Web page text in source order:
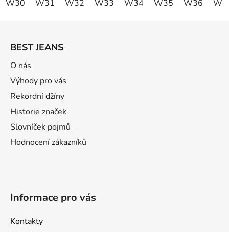
W30 W31 W32 W33 W34 W35 W36
BEST JEANS
O nás
Výhody pro vás
Rekordní džíny
Historie značek
Slovníček pojmů
Hodnocení zákazníků
Informace pro vás
Kontakty